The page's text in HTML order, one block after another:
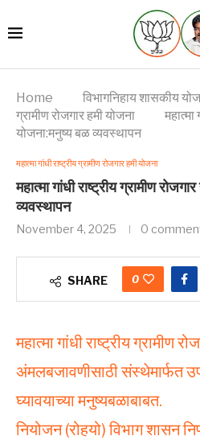
Home विभागनिहाय शासकीय
ग्रामीण रोजगार हमी योजना
महात्मा
योजना:मनुष्य बळ व्यवस्थापन
महात्मा गांधी राष्ट्रीय ग्रामीण रोजगार हमी योजना
महात्मा गांधी राष्ट्रीय ग्रामीण
व्यवस्थापन
November 4, 2025 0
SHARE 0
महात्मा गांधी राष्ट्रीय ग्रामीण
अंमलबजावणीसाठी संस्थेमार्फत
घ्यावयाच्या मनुष्यबळाबाबत.
नियोजन (रोहयो) विभाग शासन